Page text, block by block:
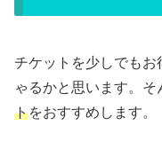
チケットを少しでもお
ゃるかと思います。そ
トをおすすめします。